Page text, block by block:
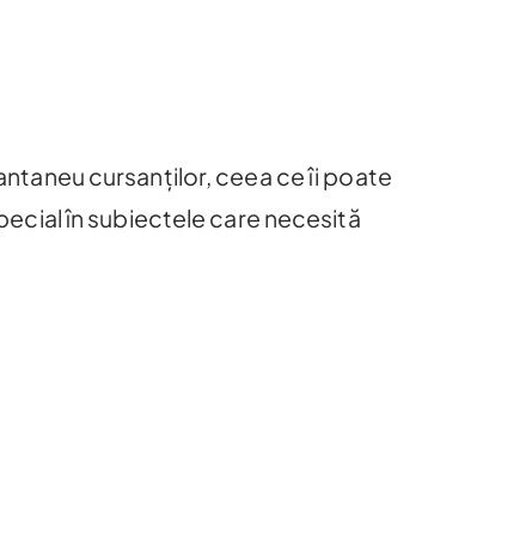
cursanților, ceea ce îi poate
în subiectele care necesită